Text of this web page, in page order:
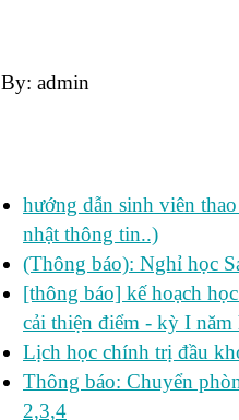
By: admin
hướng dẫn sinh viên
nhật thông tin..)
(Thông báo): Nghỉ học
[thông báo] kế hoạch
cải thiện điểm - kỳ I
Lịch học chính trị đầu
Thông báo: Chuyển
2,3,4